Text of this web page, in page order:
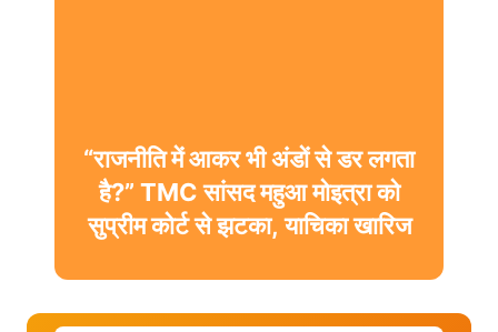
“राजनीति में आकर भी अंडों से डर लगता
है?” TMC सांसद महुआ मोइत्रा को
सुप्रीम कोर्ट से झटका, याचिका खारिज